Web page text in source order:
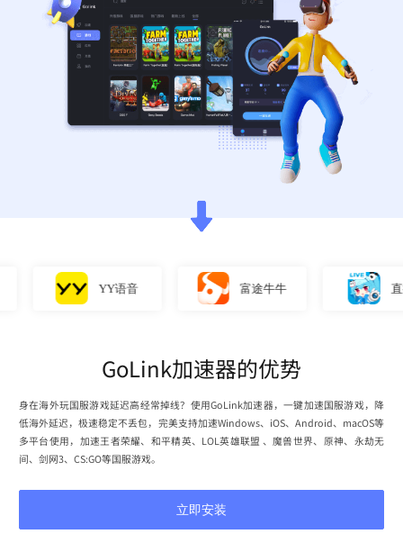
YY语音 富途牛牛 直播姬
GoLink加速器的优势
身在海外玩国服游戏延迟高经常掉线？使用GoLink加速器，一键加速国服游戏，降
低海外延迟，极速稳定不丢包，完美支持加速Windows、iOS、Android、macOS等
多平台使用，加速王者荣耀、和平精英、LOL英雄联盟 、魔兽世界、原神、永劫无
间、剑网3、CS:GO等国服游戏。
立即安装